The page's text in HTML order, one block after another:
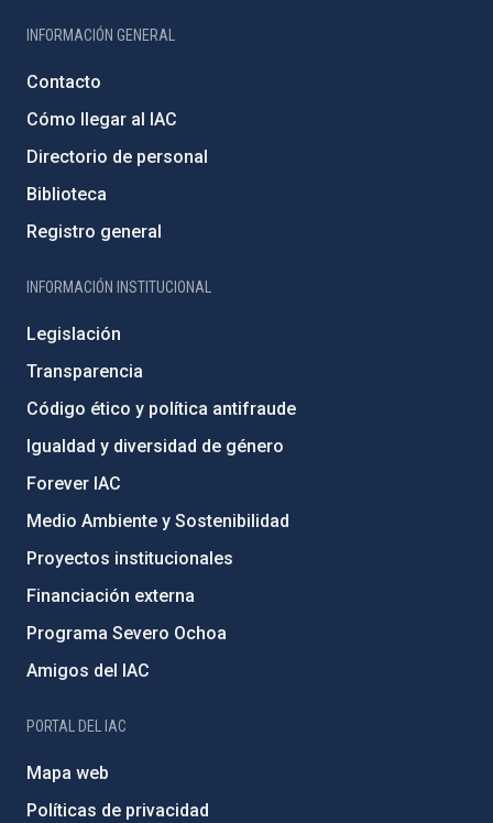
INFORMACIÓN GENERAL
Contacto
Cómo llegar al IAC
Directorio de personal
Biblioteca
Registro general
INFORMACIÓN INSTITUCIONAL
Legislación
Transparencia
Código ético y política antifraude
Igualdad y diversidad de género
Forever IAC
Medio Ambiente y Sostenibilidad
Proyectos institucionales
Financiación externa
Programa Severo Ochoa
Amigos del IAC
PORTAL DEL IAC
Mapa web
Políticas de privacidad